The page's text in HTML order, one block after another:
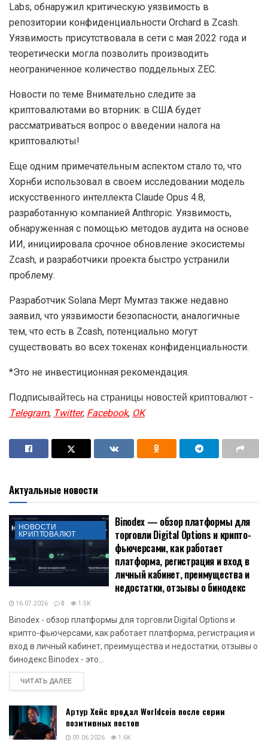
Labs, обнаружил критическую уязвимость в
репозитории конфиденциальности Orchard в Zcash.
Уязвимость присутствовала в сети с мая 2022 года и
теоретически могла позволить производить
неограниченное количество поддельных ZEC.
Новости по теме Внимательно следите за
криптовалютами во вторник: в США будет
рассматриваться вопрос о введении налога на
криптовалюты!
Еще одним примечательным аспектом стало то, что
Хорнби использовал в своем исследовании модель
искусственного интеллекта Claude Opus 4.8,
разработанную компанией Anthropic. Уязвимость,
обнаруженная с помощью методов аудита на основе
ИИ, инициировала срочное обновление экосистемы
Zcash, и разработчики проекта быстро устранили
проблему.
Разработчик Solana Мерт Мумтаз также недавно
заявил, что уязвимости безопасности, аналогичные
тем, что есть в Zcash, потенциально могут
существовать во всех токенах конфиденциальности.
*Это не инвестиционная рекомендация.
Подписывайтесь на страницы новостей криптовалют -
Telegram, Twitter, Facebook, OK
Актуальные новости
НОВОСТИ
КРИПТОВАЛЮТ
Binodex — обзор платформы для
торговли Digital Options и крипто-
фьючерсами, как работает
платформа, регистрация и вход в
личный кабинет, преимущества и
недостатки, отзывы о бинодекс
16.07.2026 0 1.5K
Binodex - обзор платформы для торговли Digital Options и
крипто-фьючерсами, как работает платформа, регистрация и
вход в личный кабинет, преимущества и недостатки, отзывы о
бинодекс Binodex - это...
ЧИТАТЬ ДАЛЕЕDETAILS
Артур Хейс продал Worldcoin после серии
позитивных постов
09.06.2026 1.6K